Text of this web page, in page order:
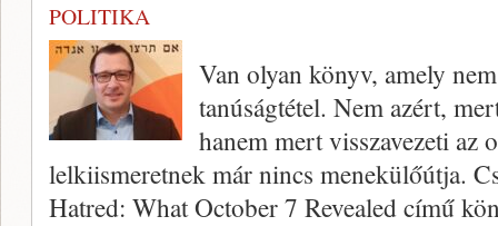
POLITIKA
Van olyan könyv, amely
tanúságtétel. Nem azért,
hanem mert visszavezeti az
lelkiismeretnek már nincs menekülőútja.
Hatred: What October 7 Revealed című